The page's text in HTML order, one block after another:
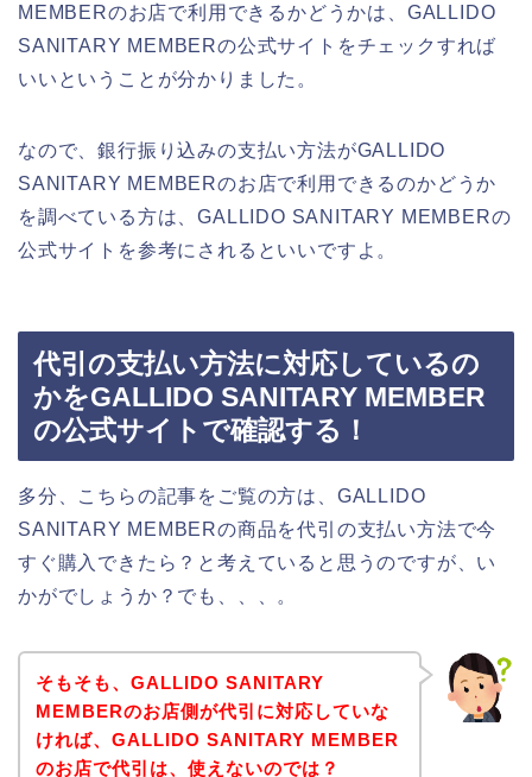
MEMBERのお店で利用できるかどうかは、GALLIDO
SANITARY MEMBERの公式サイトをチェックすれば
いいということが分かりました。
なので、銀行振り込みの支払い方法がGALLIDO
SANITARY MEMBERのお店で利用できるのかどうか
を調べている方は、GALLIDO SANITARY MEMBERの
公式サイトを参考にされるといいですよ。
代引の支払い方法に対応しているの
かをGALLIDO SANITARY MEMBER
の公式サイトで確認する！
多分、こちらの記事をご覧の方は、GALLIDO
SANITARY MEMBERの商品を代引の支払い方法で今
すぐ購入できたら？と考えていると思うのですが、い
かがでしょうか？でも、、、。
そもそも、GALLIDO SANITARY
MEMBERのお店側が代引に対応していな
ければ、GALLIDO SANITARY MEMBER
のお店で代引は、使えないのでは？